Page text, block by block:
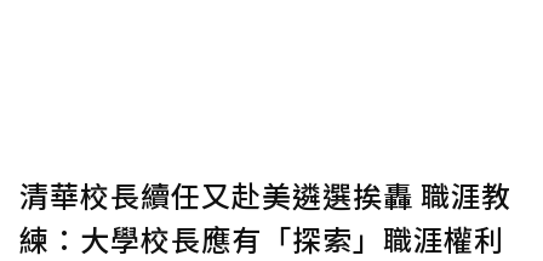
清華校長續任又赴美遴選挨轟 職涯教
練：大學校長應有「探索」職涯權利